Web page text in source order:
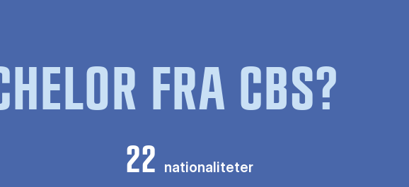
FRA CBS?
22 nationaliteter